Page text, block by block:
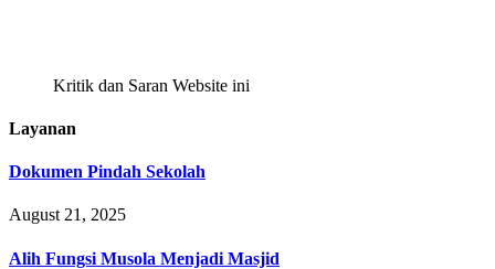
Kritik dan Saran Website ini
Layanan
Dokumen Pindah Sekolah
August 21, 2025
Alih Fungsi Musola Menjadi Masjid